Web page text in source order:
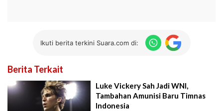
Ikuti berita terkini Suara.com di:
Berita Terkait
Luke Vickery Sah Jadi WNI,
Tambahan Amunisi Baru Timnas
Indonesia